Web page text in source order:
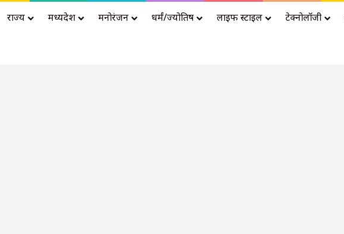
राज्य मध्यप्रदेश मनोरंजन धर्मं/ज्योतिष लाइफ स्टाइल टेक्नोलॉजी